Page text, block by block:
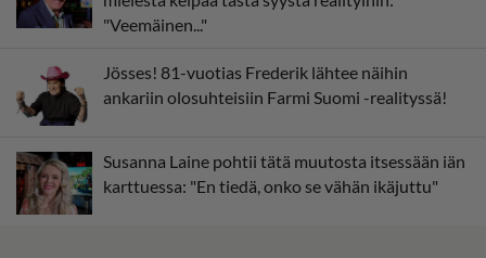
"Veemäinen..."
Jösses! 81-vuotias Frederik lähtee näihin
ankariin olosuhteisiin Farmi Suomi -realityssä!
Susanna Laine pohtii tätä muutosta itsessään iän
karttuessa: "En tiedä, onko se vähän ikäjuttu"